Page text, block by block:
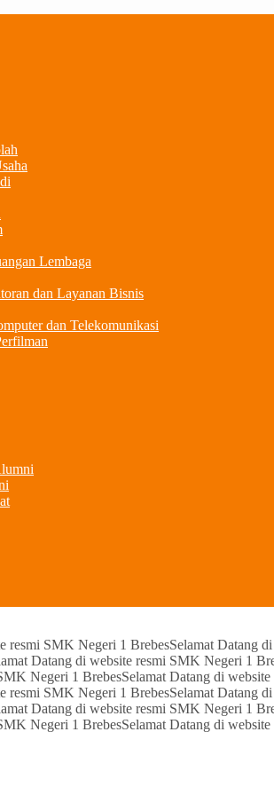
Lembaga
dan Layanan Bisnis
dan Telekomunikasi
resmi SMK Negeri 1 BrebesSelamat Datang
Datang di website resmi SMK Negeri 1
Negeri 1 BrebesSelamat Datang di
resmi SMK Negeri 1 BrebesSelamat Datang
Datang di website resmi SMK Negeri 1
Negeri 1 BrebesSelamat Datang di